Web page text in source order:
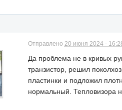
Отправлено 20 июня 2024 -
Да проблема не в кривых
транзистор, решил
пластинки и подложил
нормальный. Тепловизора